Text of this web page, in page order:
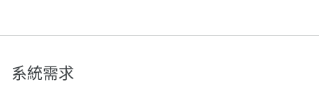
系統需求